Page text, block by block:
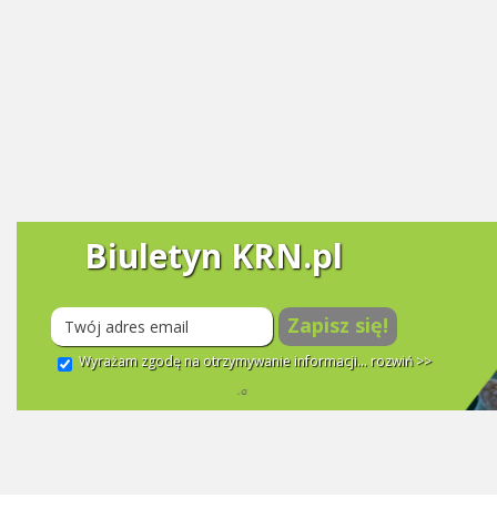
Biuletyn KRN.pl
Zapisz się!
Wyrażam zgodę na otrzymywanie informacji... rozwiń >>